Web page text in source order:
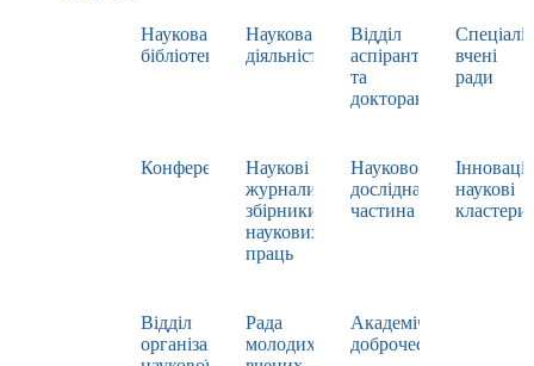
Наукова
бібліотека
Наукова
діяльність
Відділ
аспірантури
та
докторантури
вчені
ради
Конференції
Наукові
журнали,
збірники
наукових
праць
Науково-
дослідна
частина
наукові
кластери
Відділ
організації
Рада
молодих
Академічна
доброчесність